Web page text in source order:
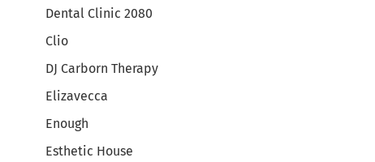
Dental Clinic 2080
Clio
DJ Carborn Therapy
Elizavecca
Enough
Esthetic House